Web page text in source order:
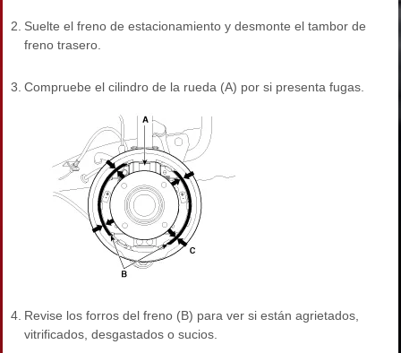
2. Suelte el freno de estacionamiento y desmonte el tambor de
freno trasero.
3. Compruebe el cilindro de la rueda (A) por si presenta fugas.
4. Revise los forros del freno (B) para ver si están agrietados,
vitrificados, desgastados o sucios.